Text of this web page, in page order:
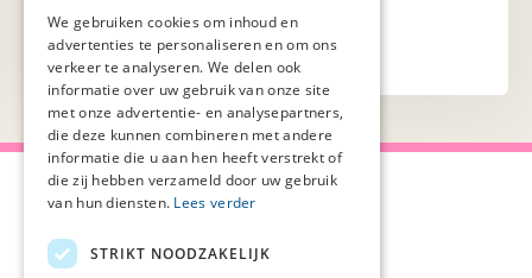
Over Palliaweb
Privacyverklaring
We gebruiken cookies om inhoud en
advertenties te personaliseren en om ons
verkeer te analyseren. We delen ook
informatie over uw gebruik van onze site
met onze advertentie- en analysepartners,
die deze kunnen combineren met andere
informatie die u aan hen heeft verstrekt of
die zij hebben verzameld door uw gebruik
van hun diensten. Lees verder
STRIKT NOODZAKELIJK